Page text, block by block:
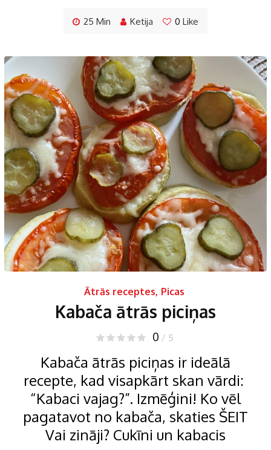
25 Min Ketija 0 Like
Ātrās receptes, Picas
Kabača ātrās piciņas
0 / 5
Kabača ātrās piciņas ir ideālā
recepte, kad visapkārt skan vārdi:
“Kabaci vajag?”. Izmēģini! Ko vēl
pagatavot no kabača, skaties ŠEIT
Vai zināji? Cukīni un kabacis